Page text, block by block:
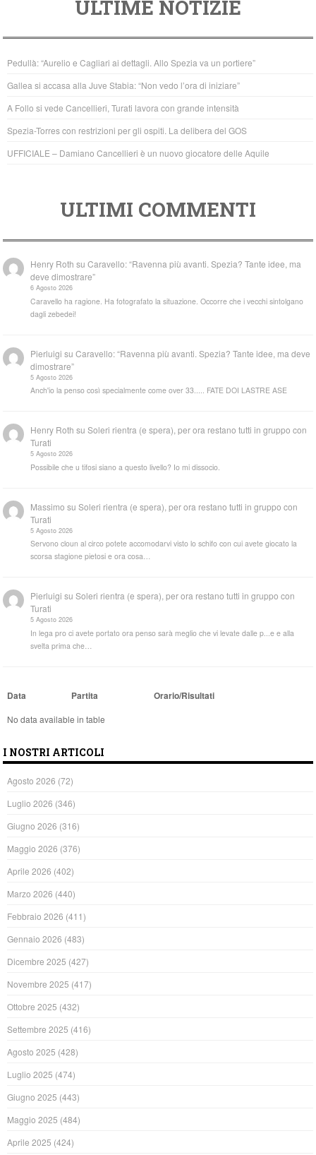
e
b
o
o
k
er
at
s
A
p
p
ULTIME NOTIZIE
Pedullà: “Aurelio e Cagliari ai dettagli. Allo Spezia va un portiere”
Gallea si accasa alla Juve Stabia: “Non vedo l’ora di iniziare”
A Follo si vede Cancellieri, Turati lavora con grande intensità
Spezia-Torres con restrizioni per gli ospiti. La delibera del GOS
UFFICIALE – Damiano Cancellieri è un nuovo giocatore delle Aquile
ULTIMI COMMENTI
Henry Roth suCaravello: “Ravenna più avanti. Spezia? Tante idee, ma
deve dimostrare”
6 Agosto 2026
Caravello ha ragione. Ha fotografato la situazione. Occorre che i vecchi sintolgano
dagli zebedei!
Pierluigi suCaravello: “Ravenna più avanti. Spezia? Tante idee, ma deve
dimostrare”
5 Agosto 2026
Anch'io la penso così specialmente come over 33..... FATE DOI LASTRE ASE
Henry Roth suSoleri rientra (e spera), per ora restano tutti in gruppo con
Turati
5 Agosto 2026
Possibile che u tifosi siano a questo livello? Io mi dissocio.
Massimo suSoleri rientra (e spera), per ora restano tutti in gruppo con
Turati
5 Agosto 2026
Servono cloun al circo potete accomodarvi visto lo schifo con cui avete giocato la
scorsa stagione pietosi e ora cosa…
Pierluigi suSoleri rientra (e spera), per ora restano tutti in gruppo con
Turati
5 Agosto 2026
In lega pro ci avete portato ora penso sarà meglio che vi levate dalle p...e e alla
svelta prima che…
Data Partita Orario/Risultati
No data available in table
I NOSTRI ARTICOLI
Agosto 2026 (72)
Luglio 2026 (346)
Giugno 2026 (316)
Maggio 2026 (376)
Aprile 2026 (402)
Marzo 2026 (440)
Febbraio 2026 (411)
Gennaio 2026 (483)
Dicembre 2025 (427)
Novembre 2025 (417)
Ottobre 2025 (432)
Settembre 2025 (416)
Agosto 2025 (428)
Luglio 2025 (474)
Giugno 2025 (443)
Maggio 2025 (484)
Aprile 2025 (424)